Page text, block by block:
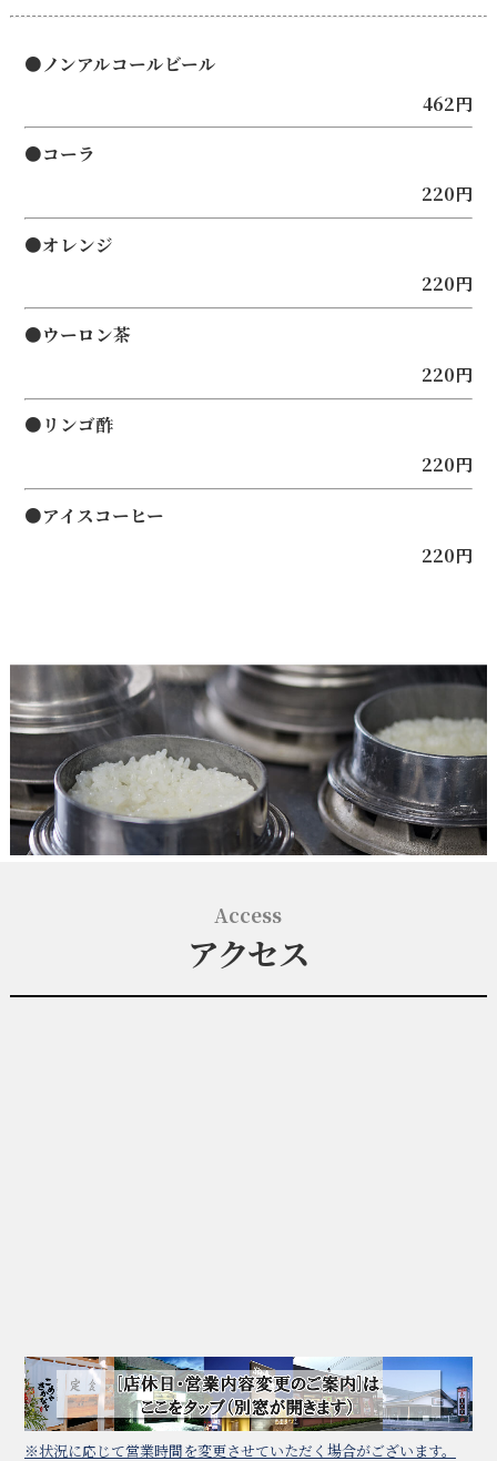
●ノンアルコールビール
462円
●コーラ
220円
●オレンジ
220円
●ウーロン茶
220円
●リンゴ酢
220円
●アイスコーヒー
220円
Access
アクセス
※状況に応じて営業時間を変更させていただく場合がございます。